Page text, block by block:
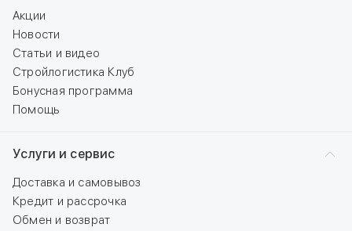
Акции
Новости
Статьи и видео
Стройлогистика Клуб
Бонусная программа
Помощь
Услуги и сервис
Доставка и самовывоз
Кредит и рассрочка
Обмен и возврат